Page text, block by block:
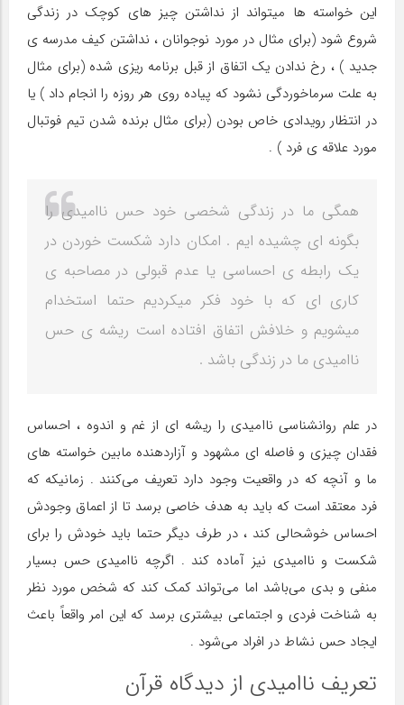
این خواسته ها میتواند از نداشتن چیز های کوچک در زندگی
شروع شود (برای مثال در مورد نوجوانان ، نداشتن کیف مدرسه ی
جدید ) ، رخ ندادن یک اتفاق از قبل برنامه ریزی شده (برای مثال
به علت سرماخوردگی نشود که پیاده روی هر روزه را انجام داد ) یا
در انتظار رویدادی خاص بودن (برای مثال برنده شدن تیم فوتبال
مورد علاقه ی فرد ) .
همگی ما در زندگی شخصی خود حس ناامیدی را
بگونه ای چشیده ایم . امکان دارد شکست خوردن در
یک رابطه ی احساسی یا عدم قبولی در مصاحبه ی
کاری ای که با خود فکر میکردیم حتما استخدام
میشویم و خلافش اتفاق افتاده است ریشه ی‌ حس
ناامیدی ما در زندگی باشد .
در علم روانشناسی ناامیدی را ریشه ای از غم و اندوه ، احساس
فقدان چیزی و فاصله ای مشهود و آزاردهنده مابین خواسته های
ما و آنچه که در واقعیت وجود دارد تعریف می‌کنند . زمانیکه که
فرد معتقد است که باید به هدف خاصی برسد تا از اعماق وجودش
احساس خوشحالی کند ، در طرف دیگر حتما باید خودش را برای
شکست و ناامیدی نیز آماده کند . اگرچه ناامیدی حس بسیار
منفی و بدی می‌باشد اما می‌تواند کمک کند که شخص مورد نظر
به شناخت‌ فردی و اجتماعی بیشتری برسد که این امر واقعاً باعث
ایجاد حس نشاط در افراد می‌شود .
تعریف ناامیدی از دیدگاه قرآن